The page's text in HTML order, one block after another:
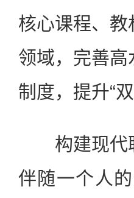
核心课程、
领域，完善
制度，提升“
构建现代职
伴随一个人